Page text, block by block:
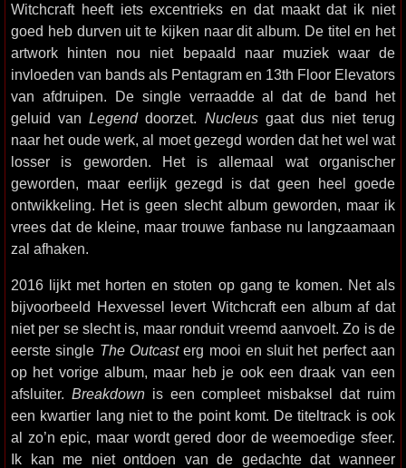
Witchcraft heeft iets excentrieks en dat maakt dat ik niet
goed heb durven uit te kijken naar dit album. De titel en het
artwork hinten nou niet bepaald naar muziek waar de
invloeden van bands als Pentagram en 13th Floor Elevators
van afdruipen. De single verraadde al dat de band het
geluid vanLegenddoorzet. Nucleusgaat dus niet terug
naar het oude werk, al moet gezegd worden dat het wel wat
losser is geworden. Het is allemaal wat organischer
geworden, maar eerlijk gezegd is dat geen heel goede
ontwikkeling. Het is geen slecht album geworden, maar ik
vrees dat de kleine, maar trouwe fanbase nu langzaamaan
zal afhaken.
2016 lijkt met horten en stoten op gang te komen. Net als
bijvoorbeeld Hexvessel levert Witchcraft een album af dat
niet per se slecht is, maar ronduit vreemd aanvoelt. Zo is de
eerste single The Outcasterg mooi en sluit het perfect aan
op het vorige album, maar heb je ook een draak van een
afsluiter. Breakdownis een compleet misbaksel dat ruim
een kwartier lang niet to the point komt. De titeltrack is ook
al zo’n epic, maar wordt gered door de weemoedige sfeer.
Ik kan me niet ontdoen van de gedachte dat wanneer